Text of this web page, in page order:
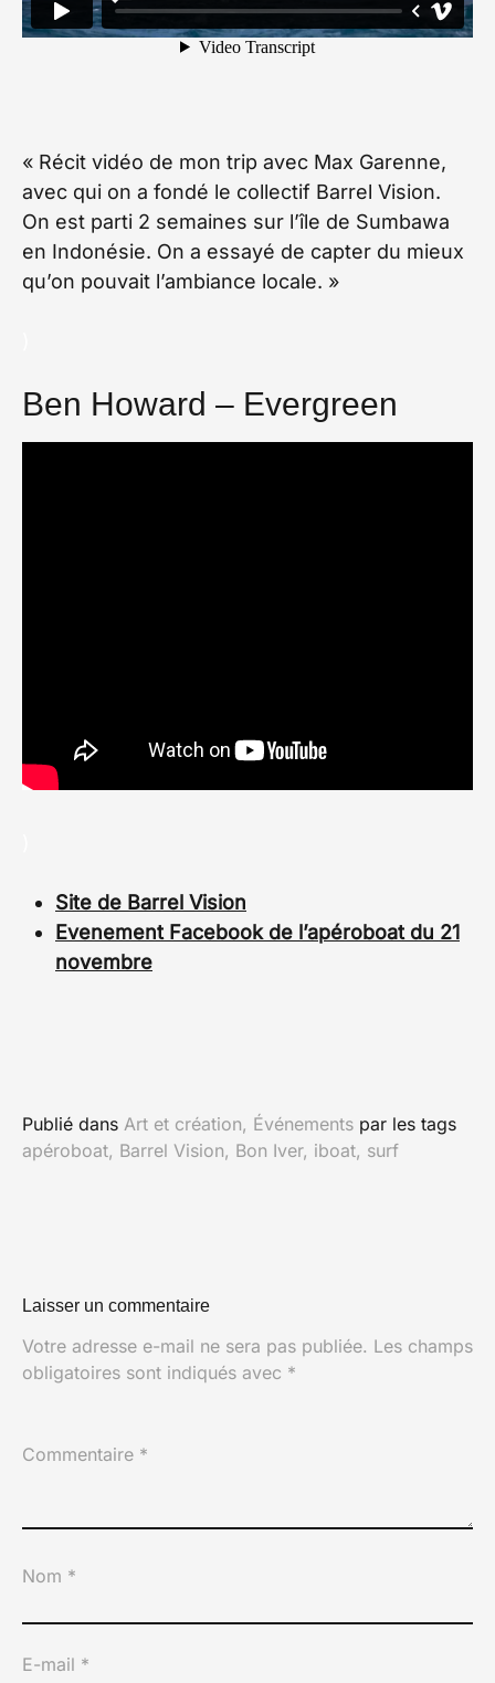
« Récit vidéo de mon trip avec Max Garenne,
avec qui on a fondé le collectif Barrel Vision.
On est parti 2 semaines sur l’île de Sumbawa
en Indonésie. On a essayé de capter du mieux
qu’on pouvait l’ambiance locale. »
Ben Howard – Evergreen
Site de Barrel Vision
Evenement Facebook de l’apéroboat du 21
novembre
Publié dans Art et création, Événements par les tags
apéroboat, Barrel Vision, Bon Iver, iboat, surf
Laisser un commentaire
Votre adresse e-mail ne sera pas publiée. Les champs
obligatoires sont indiqués avec *
Commentaire *
Nom *
E-mail *